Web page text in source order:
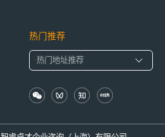
热门推荐